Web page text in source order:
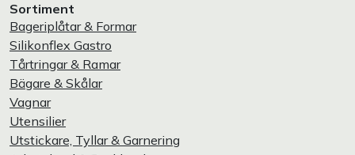
Sortiment
Bageriplåtar & Formar
Silikonflex Gastro
Tårtringar & Ramar
Bägare & Skålar
Vagnar
Utensilier
Utstickare, Tyllar & Garnering